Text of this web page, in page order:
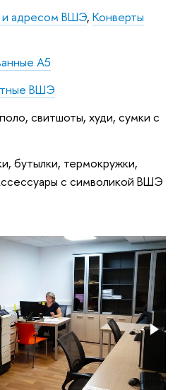
и адресом ВШЭ, Конверты
А5
ВШЭ
свитшоты, худи, сумки с
бутылки, термокружки,
с символикой ВШЭ